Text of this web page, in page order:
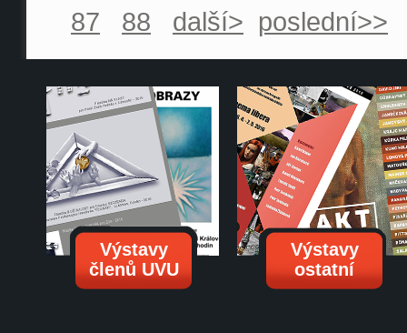
87
88 další> poslední>>
Výstavy
členů UVU
Výstavy
ostatní